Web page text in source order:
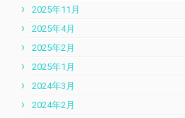
2025年11月
2025年4月
2025年2月
2025年1月
2024年3月
2024年2月